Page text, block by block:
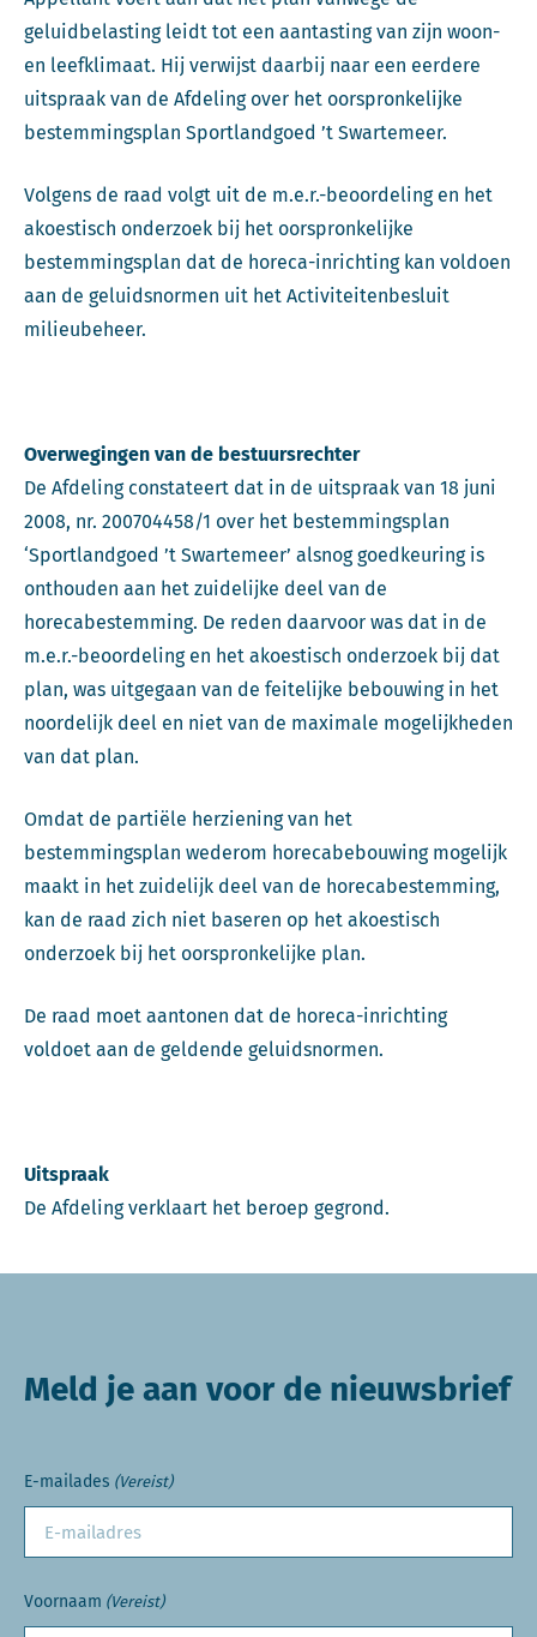
geluidbelasting leidt tot een aantasting van zijn woon-
en leefklimaat. Hij verwijst daarbij naar een eerdere
uitspraak van de Afdeling over het oorspronkelijke
bestemmingsplan Sportlandgoed ’t Swartemeer.
Volgens de raad volgt uit de m.e.r.-beoordeling en het
akoestisch onderzoek bij het oorspronkelijke
bestemmingsplan dat de horeca-inrichting kan voldoen
aan de geluidsnormen uit het Activiteitenbesluit
milieubeheer.
Overwegingen van de bestuursrechter
De Afdeling constateert dat in de uitspraak van 18 juni
2008, nr. 200704458/1 over het bestemmingsplan
‘Sportlandgoed ’t Swartemeer’ alsnog goedkeuring is
onthouden aan het zuidelijke deel van de
horecabestemming. De reden daarvoor was dat in de
m.e.r.-beoordeling en het akoestisch onderzoek bij dat
plan, was uitgegaan van de feitelijke bebouwing in het
noordelijk deel en niet van de maximale mogelijkheden
van dat plan.
Omdat de partiële herziening van het
bestemmingsplan wederom horecabebouwing mogelijk
maakt in het zuidelijk deel van de horecabestemming,
kan de raad zich niet baseren op het akoestisch
onderzoek bij het oorspronkelijke plan.
De raad moet aantonen dat de horeca-inrichting
voldoet aan de geldende geluidsnormen.
Uitspraak
De Afdeling verklaart het beroep gegrond.
Meld je aan voor de nieuwsbrief
E-mailades (Vereist)
Voornaam (Vereist)